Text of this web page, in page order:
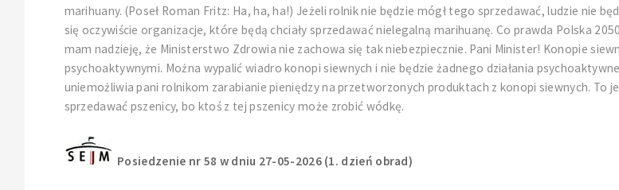
marihuany. (Poseł Roman Fritz: Ha, ha, ha!) Jeżeli rolnik nie będzie mógł tego sprzedawać, ludzie nie
się oczywiście organizacje, które będą chciały sprzedawać nielegalną marihuanę. Co prawda Polska
mam nadzieję, że Ministerstwo Zdrowia nie zachowa się tak niebezpiecznie. Pani Minister! Konopie
psychoaktywnymi. Można wypalić wiadro konopi siewnych i nie będzie żadnego działania
uniemożliwia pani rolnikom zarabianie pieniędzy na przetworzonych produktach z konopi siewnych. To
sprzedawać pszenicy, bo ktoś z tej pszenicy może zrobić wódkę.
Posiedzenie nr 58 w dniu 27-05-2026 (1. dzień obrad)